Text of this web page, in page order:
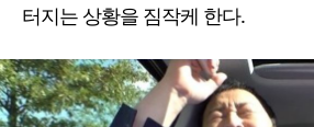
터지는 상황을 짐작케 한다.